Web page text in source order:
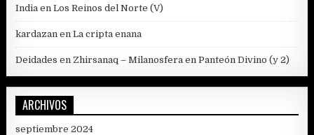
India enLos Reinos del Norte (V)
kardazan enLa cripta enana
Deidades en Zhirsanaq – Milanosfera enPanteón Divino (y 2)
ARCHIVOS
septiembre 2024